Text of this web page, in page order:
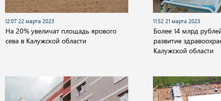
12:07 22 марта 2023
На 20% увеличат площадь ярового
сева в Калужской области
11:52 21 марта 2023
Более 14 млрд
развитие
Калужской области